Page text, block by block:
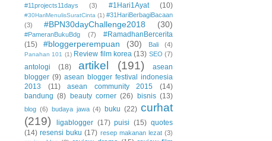
#11projects11days (3) #1Hari1Ayat (10)
#30HariMenulisSuratCinta (1) #31HariBerbagiBacaan
(3)
#BPN30dayChallenge2018 (30)
#PameranBukuBdg (7)
#RamadhanBercerita
(15)
#bloggerperempuan (30) Bali (4)
Panahan 101 (1) Review film korea (13) SEO (7)
antologi (18) artikel (191)
asean
blogger (9) asean blogger festival indonesia
2013
(11) asean community 2015
(14)
bandung (8) beauty corner (26) bisnis (13)
blog (6) budaya jawa (4) buku (22) curhat
(219)
ligablogger (17) puisi (15) quotes
(14) resensi buku (17) resep makanan lezat (3)